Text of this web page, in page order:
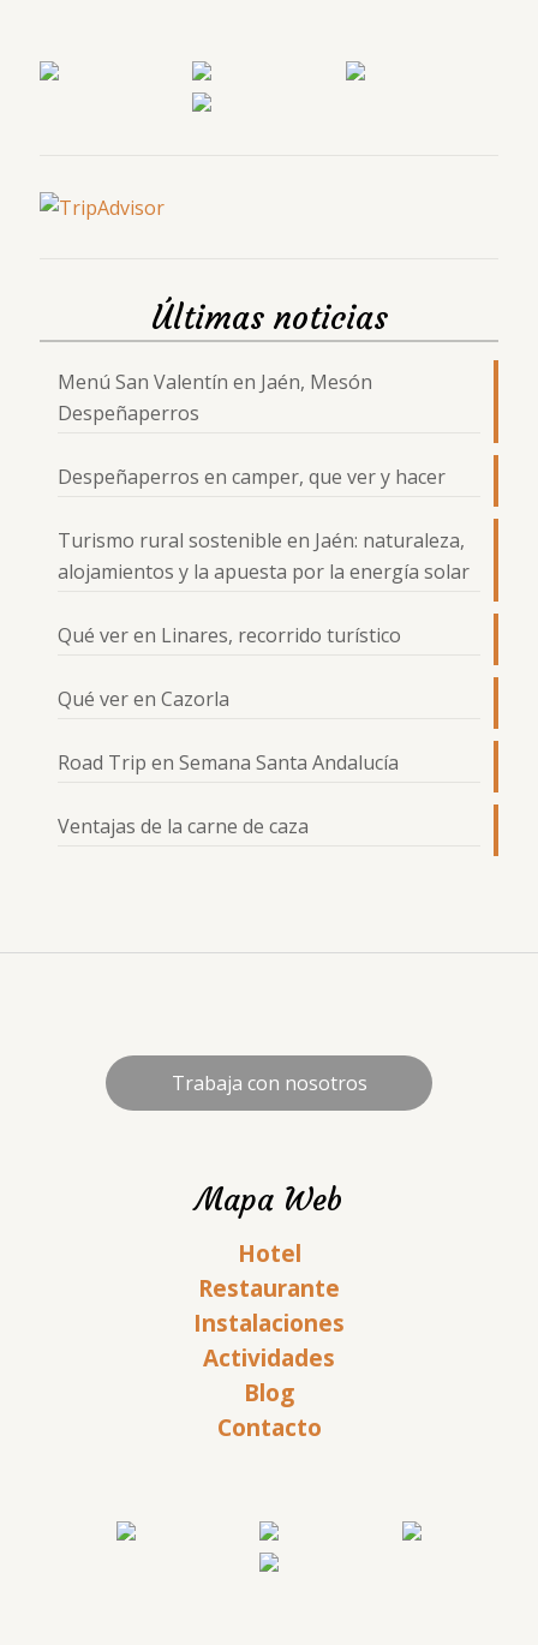
Últimas noticias
Menú San Valentín en Jaén, Mesón
Despeñaperros
Despeñaperros en camper, que ver y hacer
Turismo rural sostenible en Jaén: naturaleza,
alojamientos y la apuesta por la energía solar
Qué ver en Linares, recorrido turístico
Qué ver en Cazorla
Road Trip en Semana Santa Andalucía
Ventajas de la carne de caza
Trabaja con nosotros
Mapa Web
Hotel
Restaurante
Instalaciones
Actividades
Blog
Contacto